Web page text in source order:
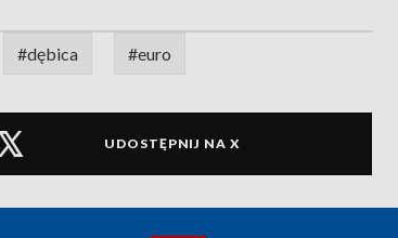
#dębica #euro
UDOSTĘPNIJ NA X